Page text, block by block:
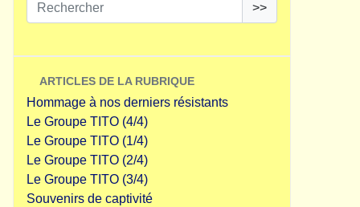
>>
ARTICLES DE LA RUBRIQUE
Hommage à nos derniers résistants
Le Groupe TITO (4/4)
Le Groupe TITO (1/4)
Le Groupe TITO (2/4)
Le Groupe TITO (3/4)
Souvenirs de captivité